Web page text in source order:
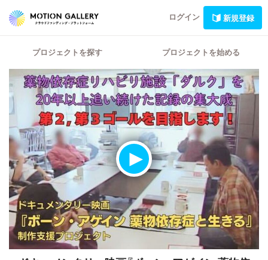
ログイン 新規登録
プロジェクトを探す プロジェクトを始める